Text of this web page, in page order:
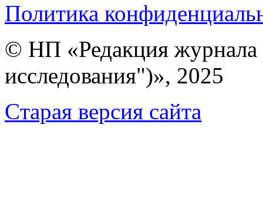
Политика
© НП «Редакция
исследования")», 2025
Cтарая версия сайта